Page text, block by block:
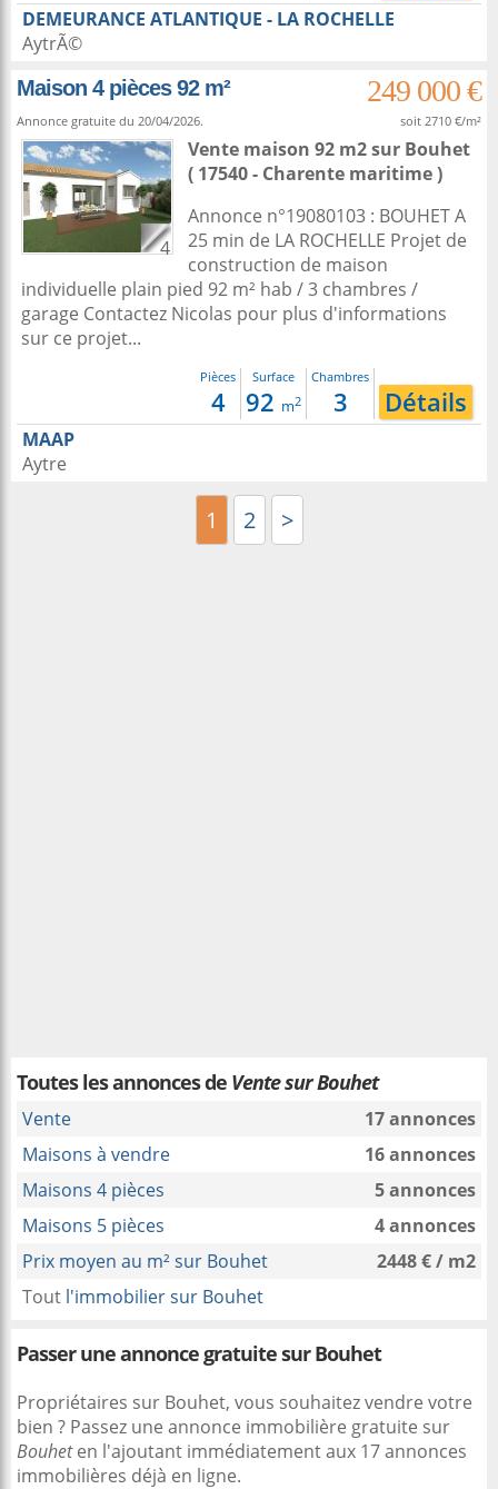
DEMEURANCE ATLANTIQUE - LA ROCHELLE
AytrÃ©
Maison 4 pièces 92 m²
249 000 €
Annonce gratuite du 20/04/2026. soit 2710 €/m²
4
Vente maison 92 m2sur Bouhet
( 17540 - Charente maritime )
Annonce n°19080103 : BOUHET A
25 min de LA ROCHELLE Projet de
construction de maison
individuelle plain pied 92 m² hab / 3 chambres /
garage Contactez Nicolas pour plus d'informations
sur ce projet...
Pièces
4
Surface
92 m2
Chambres
3 Détails
MAAP
Aytre
1 2 >
Toutes les annonces de Vente sur Bouhet
Vente
17 annonces
Maisons à vendre
16 annonces
Maisons 4 pièces
5 annonces
Maisons 5 pièces
4 annonces
Prix moyen au m² sur Bouhet
2448 € / m2
Tout l'immobilier sur Bouhet
Passer une annonce gratuite sur Bouhet
Propriétaires sur Bouhet, vous souhaitez vendre votre
bien ? Passez une annonce immobilière gratuite sur
Bouheten l'ajoutant immédiatement aux 17 annonces
immobilières déjà en ligne.